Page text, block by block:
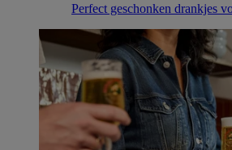
Perfect geschonken drankjes